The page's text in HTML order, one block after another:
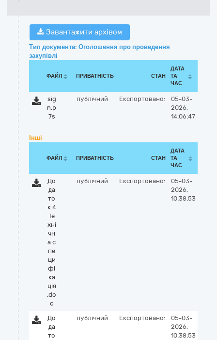
Завантажити архівом
Тип документа: Оголошення про проведення
закупівлі
ФАЙЛ ПРИВАТНІСТЬ СТАН
ДАТА
ТА
ЧАС
sig
n.p
7s
публічний Експортовано:
05-03-
2026,
14:06:47
Інші
ФАЙЛ ПРИВАТНІСТЬ СТАН
ДАТА
ТА
ЧАС
До
да
то
к 4
Те
хні
чн
а с
пе
ци
фі
ка
ція
.do
c
публічний Експортовано:
05-03-
2026,
10:38:53
До
да
то
публічний Експортовано:
05-03-
2026,
10:38:53